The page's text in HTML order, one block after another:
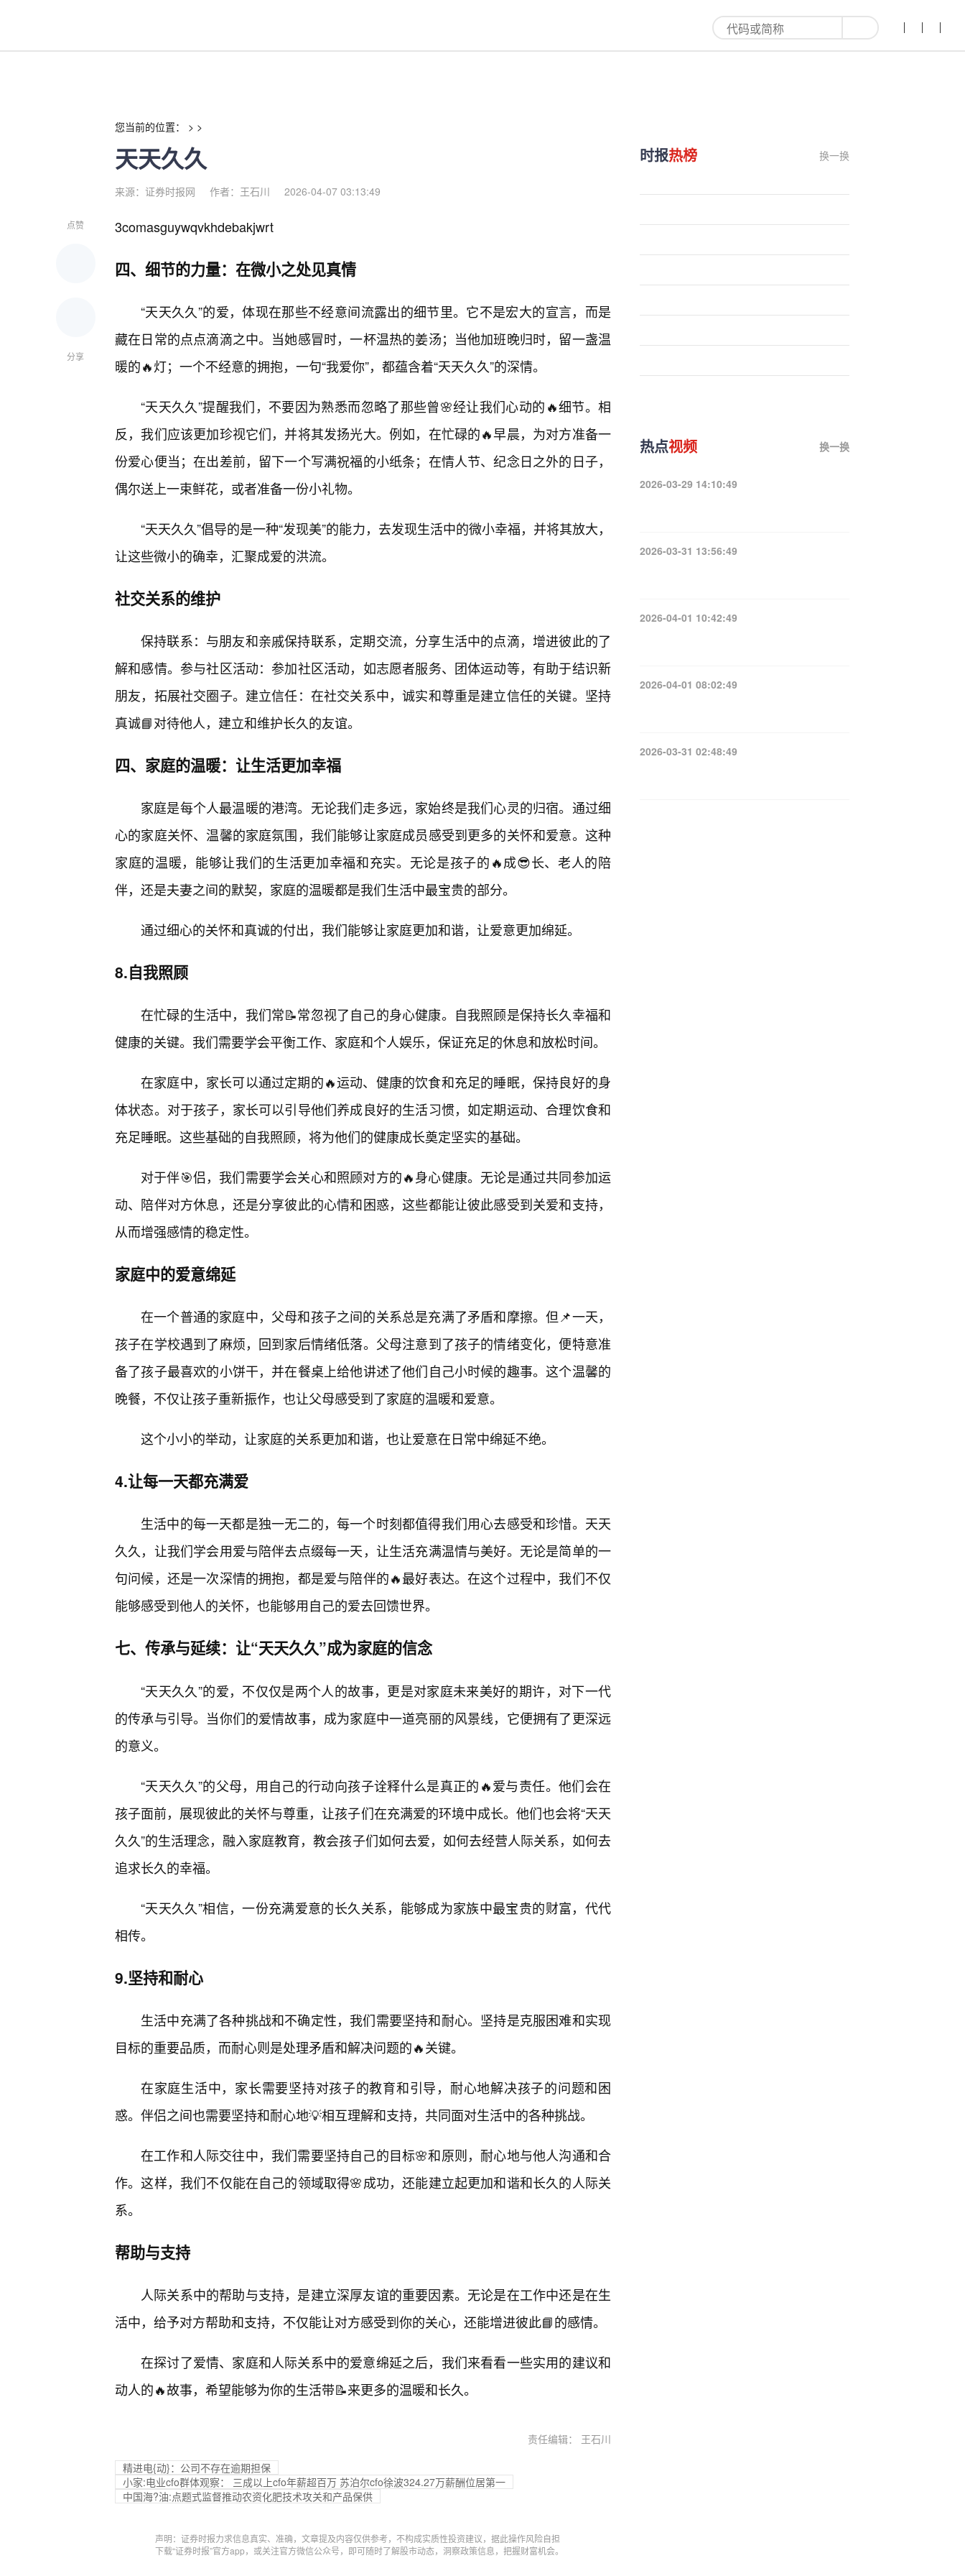
您当前的位置： > >
天天久久
来源：证券时报网 作者：王石川 2026-04-07 03:13:49
点赞
分享
3comasguywqvkhdebakjwrt
四、细节的力量：在微小之处见真情
“天天久久”的爱，体现在那些不经意间流露出的细节里。它不是宏大的宣言，而是
藏在日常的点点滴滴之中。当她感冒时，一杯温热的姜汤；当他加班晚归时，留一盏温
暖的🔥灯；一个不经意的拥抱，一句“我爱你”，都蕴含着“天天久久”的深情。
“天天久久”提醒我们，不要因为熟悉而忽略了那些曾🌸经让我们心动的🔥细节。相
反，我们应该更加珍视它们，并将其发扬光大。例如，在忙碌的🔥早晨，为对方准备一
份爱心便当；在出差前，留下一个写满祝福的小纸条；在情人节、纪念日之外的日子，
偶尔送上一束鲜花，或者准备一份小礼物。
“天天久久”倡导的是一种“发现美”的能力，去发现生活中的微小幸福，并将其放大，
让这些微小的确幸，汇聚成爱的洪流。
社交关系的维护
保持联系：与朋友和亲戚保持联系，定期交流，分享生活中的点滴，增进彼此的了
解和感情。参与社区活动：参加社区活动，如志愿者服务、团体运动等，有助于结识新
朋友，拓展社交圈子。建立信任：在社交关系中，诚实和尊重是建立信任的关键。坚持
真诚📘对待他人，建立和维护长久的友谊。
四、家庭的温暖：让生活更加幸福
家庭是每个人最温暖的港湾。无论我们走多远，家始终是我们心灵的归宿。通过细
心的家庭关怀、温馨的家庭氛围，我们能够让家庭成员感受到更多的关怀和爱意。这种
家庭的温暖，能够让我们的生活更加幸福和充实。无论是孩子的🔥成😎长、老人的陪
伴，还是夫妻之间的默契，家庭的温暖都是我们生活中最宝贵的部分。
通过细心的关怀和真诚的付出，我们能够让家庭更加和谐，让爱意更加绵延。
8.自我照顾
在忙碌的生活中，我们常📝常忽视了自己的身心健康。自我照顾是保持长久幸福和
健康的关键。我们需要学会平衡工作、家庭和个人娱乐，保证充足的休息和放松时间。
在家庭中，家长可以通过定期的🔥运动、健康的饮食和充足的睡眠，保持良好的身
体状态。对于孩子，家长可以引导他们养成良好的生活习惯，如定期运动、合理饮食和
充足睡眠。这些基础的自我照顾，将为他们的健康成长奠定坚实的基础。
对于伴🎯侣，我们需要学会关心和照顾对方的🔥身心健康。无论是通过共同参加运
动、陪伴对方休息，还是分享彼此的心情和困惑，这些都能让彼此感受到关爱和支持，
从而增强感情的稳定性。
家庭中的爱意绵延
在一个普通的家庭中，父母和孩子之间的关系总是充满了矛盾和摩擦。但📌一天，
孩子在学校遇到了麻烦，回到家后情绪低落。父母注意到了孩子的情绪变化，便特意准
备了孩子最喜欢的小饼干，并在餐桌上给他讲述了他们自己小时候的趣事。这个温馨的
晚餐，不仅让孩子重新振作，也让父母感受到了家庭的温暖和爱意。
这个小小的举动，让家庭的关系更加和谐，也让爱意在日常中绵延不绝。
4.让每一天都充满爱
生活中的每一天都是独一无二的，每一个时刻都值得我们用心去感受和珍惜。天天
久久，让我们学会用爱与陪伴去点缀每一天，让生活充满温情与美好。无论是简单的一
句问候，还是一次深情的拥抱，都是爱与陪伴的🔥最好表达。在这个过程中，我们不仅
能够感受到他人的关怀，也能够用自己的爱去回馈世界。
七、传承与延续：让“天天久久”成为家庭的信念
“天天久久”的爱，不仅仅是两个人的故事，更是对家庭未来美好的期许，对下一代
的传承与引导。当你们的爱情故事，成为家庭中一道亮丽的风景线，它便拥有了更深远
的意义。
“天天久久”的父母，用自己的行动向孩子诠释什么是真正的🔥爱与责任。他们会在
孩子面前，展现彼此的关怀与尊重，让孩子们在充满爱的环境中成长。他们也会将“天天
久久”的生活理念，融入家庭教育，教会孩子们如何去爱，如何去经营人际关系，如何去
追求长久的幸福。
“天天久久”相信，一份充满爱意的长久关系，能够成为家族中最宝贵的财富，代代
相传。
9.坚持和耐心
生活中充满了各种挑战和不确定性，我们需要坚持和耐心。坚持是克服困难和实现
目标的重要品质，而耐心则是处理矛盾和解决问题的🔥关键。
在家庭生活中，家长需要坚持对孩子的教育和引导，耐心地解决孩子的问题和困
惑。伴侣之间也需要坚持和耐心地💡相互理解和支持，共同面对生活中的各种挑战。
在工作和人际交往中，我们需要坚持自己的目标🌸和原则，耐心地与他人沟通和合
作。这样，我们不仅能在自己的领域取得🌸成功，还能建立起更加和谐和长久的人际关
系。
帮助与支持
人际关系中的帮助与支持，是建立深厚友谊的重要因素。无论是在工作中还是在生
活中，给予对方帮助和支持，不仅能让对方感受到你的关心，还能增进彼此📘的感情。
在探讨了爱情、家庭和人际关系中的爱意绵延之后，我们来看看一些实用的建议和
动人的🔥故事，希望能够为你的生活带📝来更多的温暖和长久。
责任编辑： 王石川
精进电{动}：公司不存在逾期担保
小家:电业cfo群体观察： 三成以上cfo年薪超百万 苏泊尔cfo徐波324.27万薪酬位居第一
中国海?油:点题式监督推动农资化肥技术攻关和产品保供
声明：证券时报力求信息真实、准确，文章提及内容仅供参考，不构成实质性投资建议，据此操作风险自担
下载“证券时报”官方app，或关注官方微信公众号，即可随时了解股市动态，洞察政策信息，把握财富机会。
时报热榜 换一换
热点视频 换一换
2026-03-29 14:10:49
2026-03-31 13:56:49
2026-04-01 10:42:49
2026-04-01 08:02:49
2026-03-31 02:48:49